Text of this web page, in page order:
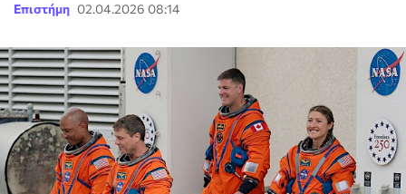
Επιστήμη 02.04.2026 08:14